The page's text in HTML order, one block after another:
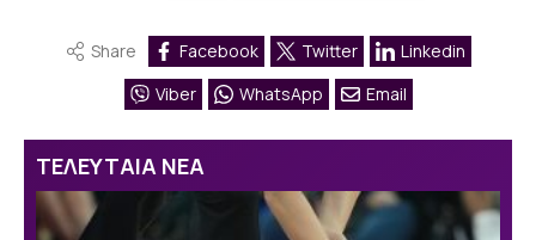
Share Facebook Twitter
Linkedin
Viber
WhatsApp Email
ΤΕΛΕΥΤΑΙΑ ΝΕΑ